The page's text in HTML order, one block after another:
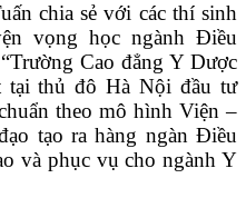
chia sẻ với các thí sinh
vọng học ngành Điều
Cao đẳng Y Dược
tại thủ đô Hà Nội đầu tư
theo mô hình Viện –
tạo ra hàng ngàn Điều
và phục vụ cho ngành Y